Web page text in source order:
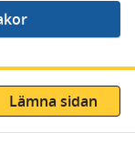
Lämna sidan